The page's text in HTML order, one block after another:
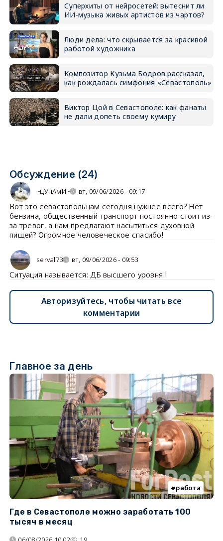
Суперхиты от нейросетей: вытеснит ли
ИИ-музыка живых артистов из чартов?
Люди дела: что скрывается за красивой
работой художника
Композитор Кузьма Бодров рассказал,
как рождалась симфония «Севастополь»
Виктор Цой в Севастополе: как фанаты
не дали допеть своему кумиру
Обсуждение (24)
~цУнАмИ~ вт, 09/06/2026 - 09:17
Вот это севастопольцам сегодня нужнее всего? Нет
бензина, общественный транспорт постоянно стоит из-
за тревог, а нам предлагают насытиться духовной
пищей? Огромное человеческое спасибо!
serval73 вт, 09/06/2026 - 09:53
Ситуация называется: ДБ высшего уровня !
Авторизуйтесь, чтобы читать все
комментарии
Главное за день
работа
Где в Севастополе можно заработать 100
тысяч в месяц